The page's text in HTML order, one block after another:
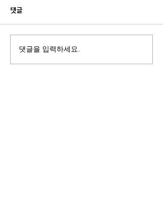
부산.경남 행정 통합, 시민과
함께 고민하다
댓글
댓글을 입력하세요.